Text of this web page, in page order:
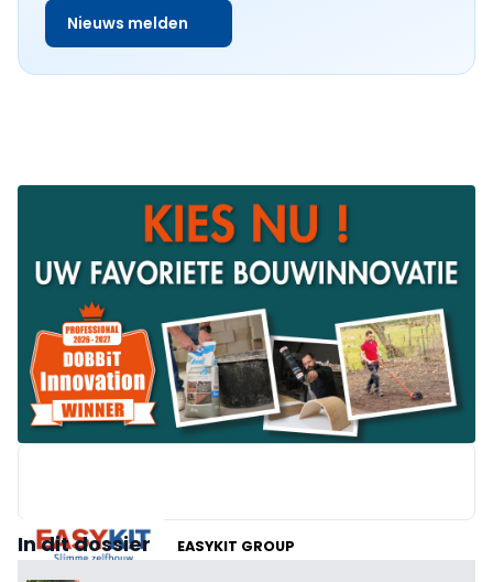
Nieuws melden
EASYKIT GROUP
In dit dossier